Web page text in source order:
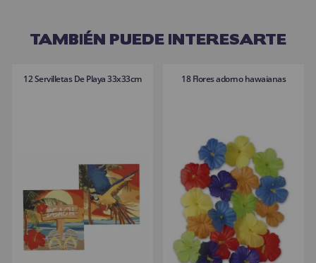
TAMBIÉN PUEDE INTERESARTE
12 Servilletas De Playa 33x33cm 18 Flores adorno hawaianas